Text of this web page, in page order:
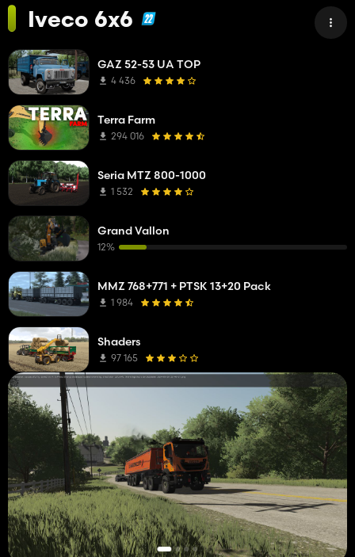
Iveco 6x6
GAZ 52-53 UA TOP
4 436
Terra Farm
294 016
Seria MTZ 800-1000
1 532
Grand Vallon
12%
MMZ 768+771 + PTSK 13+20 Pack
1 984
Shaders
97 165